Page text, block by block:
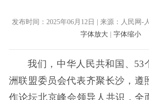
发布时间：2025年06月12日 | 来源：人民网-
字体放大| 字体缩小
我们，中华人民共和国、53
洲联盟委员会代表齐聚长沙，遵
作论坛北京峰会领导人共识，全